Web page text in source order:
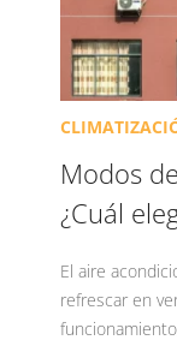
Modos
¿Cuál
El aire
refrescar en